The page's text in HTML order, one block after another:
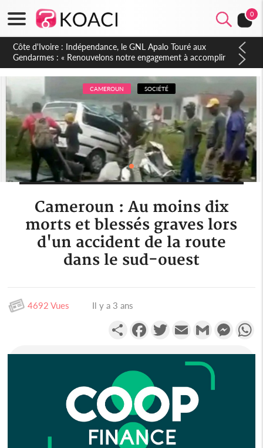
0
Sierra Leone : Un projet de réforme constitutionnelle en
gestation, points clés des amendements, un exclu d'avance
CAMEROUN SOCIÉTÉ
Cameroun : Au moins dix
morts et blessés graves lors
d'un accident de la route
dans le sud-ouest
4692 Vues Il y a 3 ans
PartagerFacebookTwitterEmail Gmail